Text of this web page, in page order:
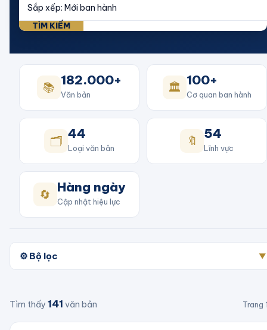
TÌM KIẾM
📚 182.000+
Văn bản 🏛️ 100+
Cơ quan ban hành
🗂️ 44
Loại văn bản 🔖 54
Lĩnh vực
🔄 Hàng ngày
Cập nhật hiệu lực
⚙️ Bộ lọc ▼
Tìm thấy 141 văn bản Trang